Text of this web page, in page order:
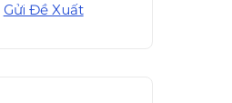
Gửi Đề Xuất